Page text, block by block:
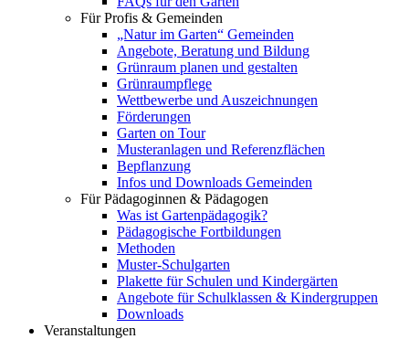
Für Profis & Gemeinden
„Natur im Garten“ Gemeinden
Angebote, Beratung und Bildung
Grünraum planen und gestalten
Grünraumpflege
Wettbewerbe und Auszeichnungen
Förderungen
Garten on Tour
Musteranlagen und Referenzflächen
Bepflanzung
Infos und Downloads Gemeinden
Für Pädagoginnen & Pädagogen
Was ist Gartenpädagogik?
Pädagogische Fortbildungen
Methoden
Muster-Schulgarten
Plakette für Schulen und Kindergärten
Angebote für Schulklassen & Kindergruppen
Downloads
Veranstaltungen